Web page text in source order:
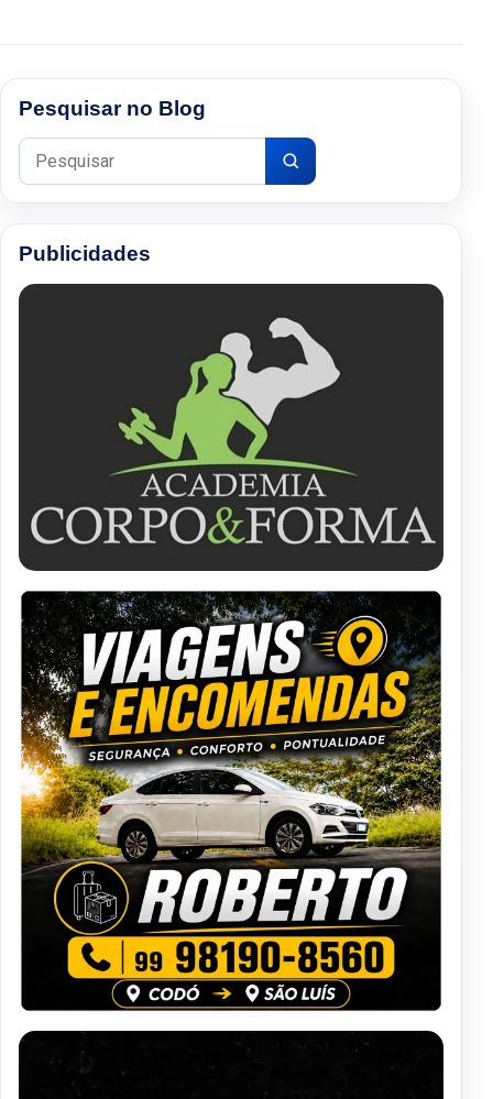
Pesquisar no Blog
Pesquisar por:
Publicidades